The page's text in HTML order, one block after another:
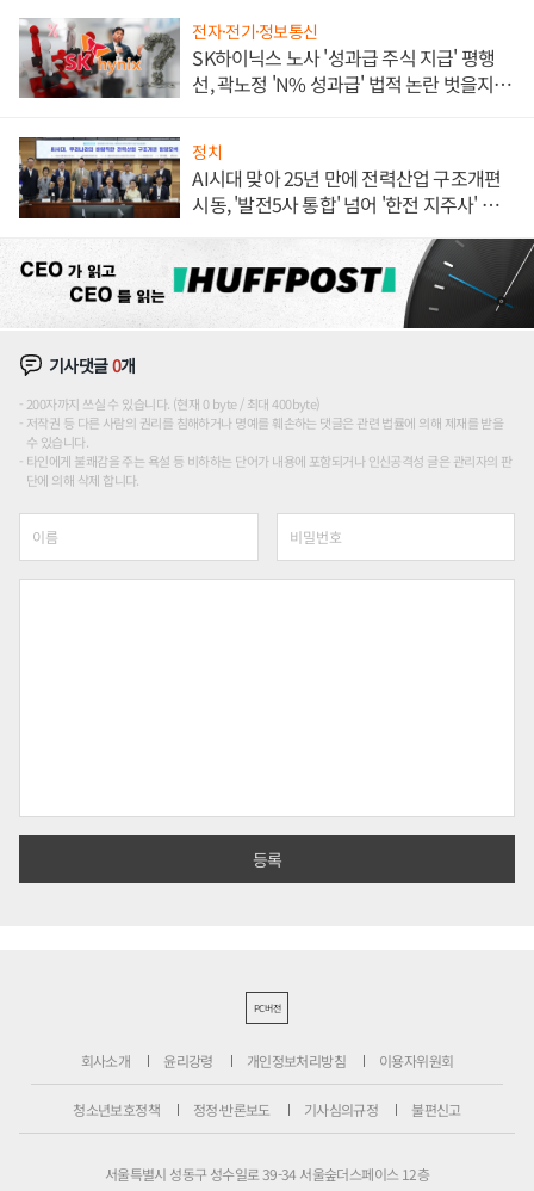
전자·전기·정보통신
SK하이닉스 노사 '성과급 주식 지급' 평행
선, 곽노정 'N% 성과급' 법적 논란 벗을지 주
정치
AI시대 맞아 25년 만에 전력산업 구조개편
시동, '발전5사 통합' 넘어 '한전 지주사' 재편
기사댓글0개
200자까지 쓰실 수 있습니다. (현재 0 byte / 최대 400byte)
저작권 등 다른 사람의 권리를 침해하거나 명예를 훼손하는 댓글은 관련 법률에 의해 제재를 받을
수 있습니다.
타인에게 불쾌감을 주는 욕설 등 비하하는 단어가 내용에 포함되거나 인신공격성 글은 관리자의 판
단에 의해 삭제 합니다.
PC버전
회사소개 윤리강령 개인정보처리방침 이용자위원회
청소년보호정책 정정·반론보도 기사심의규정 불편신고
서울특별시 성동구 성수일로 39-34 서울숲더스페이스 12층